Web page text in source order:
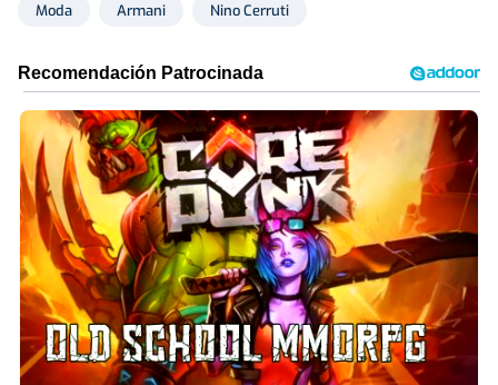
Moda Armani Nino Cerruti